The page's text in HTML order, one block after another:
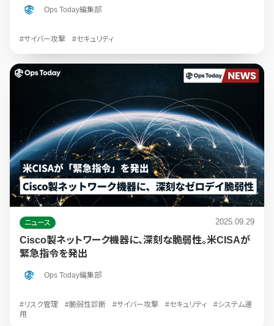
Ops Today編集部
#サイバー攻撃 #セキュリティ
ニュース 2025.09.29
Cisco製ネットワーク機器に、深刻な脆弱性。米CISAが
緊急指令を発出
Ops Today編集部
#リスク管理 #脆弱性診断 #サイバー攻撃 #セキュリティ
#システム運
用